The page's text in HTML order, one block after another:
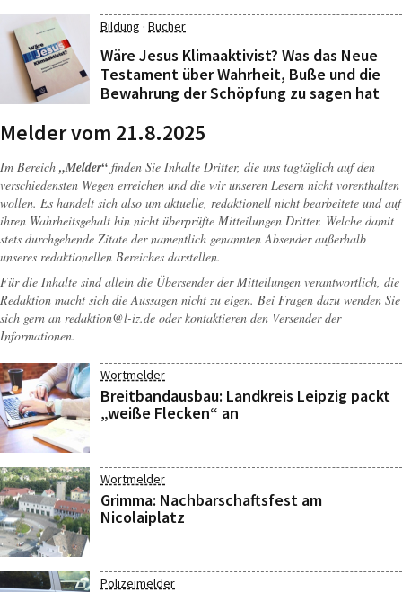
Bildung · Bücher
Wäre Jesus Klimaaktivist? Was das Neue
Testament über Wahrheit, Buße und die
Bewahrung der Schöpfung zu sagen hat
Melder vom 21.8.2025
Im Bereich „Melder“ finden Sie Inhalte Dritter, die uns tagtäglich auf den
verschiedensten Wegen erreichen und die wir unseren Lesern nicht vorenthalten
wollen. Es handelt sich also um aktuelle, redaktionell nicht bearbeitete und auf
ihren Wahrheitsgehalt hin nicht überprüfte Mitteilungen Dritter. Welche damit
stets durchgehende Zitate der namentlich genannten Absender außerhalb
unseres redaktionellen Bereiches darstellen.
Für die Inhalte sind allein die Übersender der Mitteilungen verantwortlich, die
Redaktion macht sich die Aussagen nicht zu eigen. Bei Fragen dazu wenden Sie
sich gern an redaktion@l-iz.de oder kontaktieren den Versender der
Informationen.
Wortmelder
Breitbandausbau: Landkreis Leipzig packt
„weiße Flecken“ an
Wortmelder
Grimma: Nachbarschaftsfest am
Nicolaiplatz
Polizeimelder